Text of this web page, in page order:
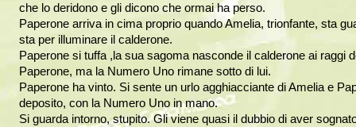
che lo deridono e gli dicono che ormai ha perso.
Paperone arriva in cima proprio quando Amelia, trionfante, sta
sta per illuminare il calderone.
Paperone si tuffa ,la sua sagoma nasconde il calderone ai raggi
Paperone, ma la Numero Uno rimane sotto di lui.
Paperone ha vinto. Si sente un urlo agghiacciante di Amelia e
deposito, con la Numero Uno in mano.
Si guarda intorno, stupito. Gli viene quasi il dubbio di aver